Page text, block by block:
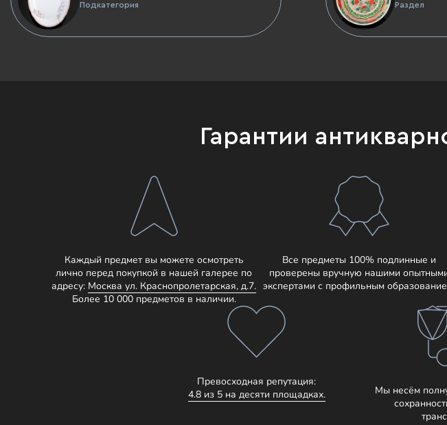
Подкатегория Раздел
Гарантии
Каждый предмет вы можете осмотреть
лично перед покупкой в нашей галерее по
адресу: Москва ул. Краснопролетарская, д.7.
Более 10 000 предметов в наличии.
Все предметы 100% подлинные и
проверены вручную нашими
экспертами с профильным
Превосходная репутация:
4.8 из 5 на десяти площадках.
Мы несём